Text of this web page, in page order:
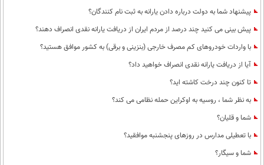
پیشنهاد شما به دولت درباره دادن یارانه به ثبت نام کنندگان؟
پیش بینی می کنید چند درصد از مردم ایران از دریافت یارانه نقدی انصراف دهند؟
با واردات خودروهای کم مصرف خارجی (بنزینی و برقی) به کشور موافق هستید؟
آیا از دریافت یارانه نقدی انصراف خواهید داد؟
تا کنون چند درخت کاشته اید؟
به نظر شما ، روسیه به اوکراین حمله نظامی می کند؟
شما و قلیان؟
با تعطیلی مدارس در روزهای پنجشنبه موافقید؟
شما و سیگار؟